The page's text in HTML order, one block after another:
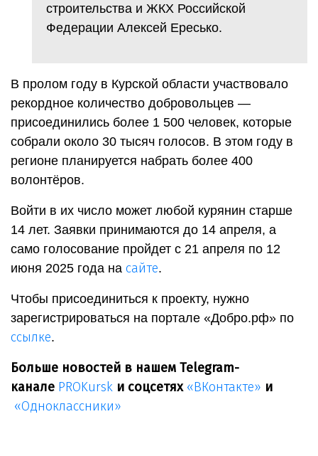
строительства и ЖКХ Российской
Федерации Алексей Ересько.
В пролом году в Курской области участвовало
рекордное количество добровольцев —
присоединились более 1 500 человек, которые
собрали около 30 тысяч голосов. В этом году в
регионе планируется набрать более 400
волонтёров.
Войти в их число может любой курянин старше
14 лет. Заявки принимаются до 14 апреля, а
само голосование пройдет с 21 апреля по 12
июня 2025 года на сайте.
Чтобы присоединиться к проекту, нужно
зарегистрироваться на портале «Добро.рф» по
ссылке.
Больше новостей в нашем Telegram-
канале PROKursk и соцсетях «ВКонтакте» и
«Одноклассники»